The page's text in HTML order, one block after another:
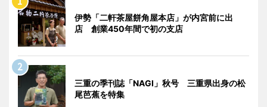
伊勢「二軒茶屋餅角屋本店」が内宮前に出
店 創業450年間で初の支店
三重の季刊誌「NAGI」秋号 三重県出身の松
尾芭蕉を特集